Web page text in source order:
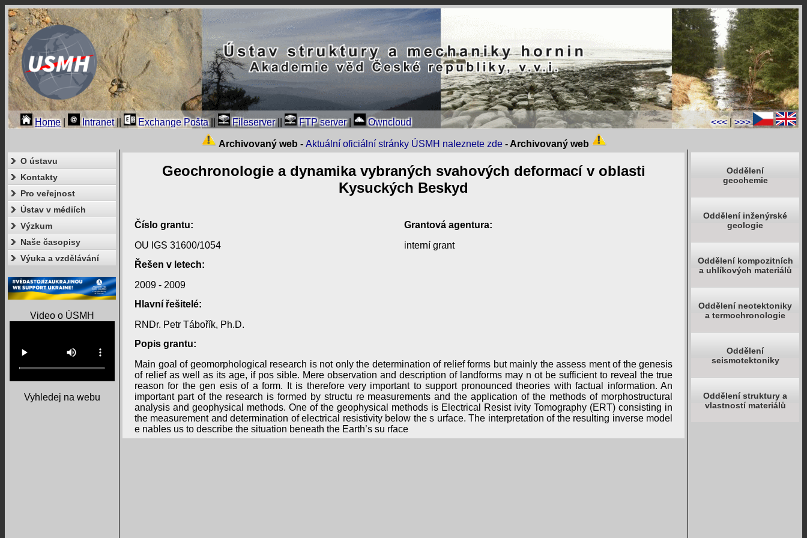
Home| Intranet|| Exchange Pošta Fileserver|| FTP server| Owncloud <<<|>>>
Archivovaný web - Aktuální oficiální stránky ÚSMH naleznete zde- Archivovaný web
O ústavu
Kontakty
Pro veřejnost
Ústav v médiích
Výzkum
Naše časopisy
Výuka a vzdělávání
Video o ÚSMH
Vyhledej na webu
Geochronologie a dynamika vybraných svahových deformací v oblasti
Kysuckých Beskyd
Číslo grantu:
OU IGS 31600/1054
Grantová agentura:
interní grant
Řešen v letech:
2009 - 2009
Hlavní řešitelé:
RNDr. Petr Tábořík, Ph.D.
Popis grantu:
Main goal of geomorphological research is not only the determination of relief forms but mainly the assess ment of the genesis
of relief as well as its age, if pos sible. Mere observation and description of landforms may n ot be sufficient to reveal the true
reason for the gen esis of a form. It is therefore very important to support pronounced theories with factual information. An
important part of the research is formed by structu re measurements and the application of the methods of morphostructural
analysis and geophysical methods. One of the geophysical methods is Electrical Resist ivity Tomography (ERT) consisting in
the measurement and determination of electrical resistivity below the s urface. The interpretation of the resulting inverse model
e nables us to describe the situation beneath the Earth’s su rface
Oddělení
geochemie
Oddělení inženýrské
geologie
Oddělení kompozitních
a uhlíkových materiálů
Oddělení neotektoniky
a termochronologie
Oddělení
seismotektoniky
Oddělení struktury a
vlastností materiálů